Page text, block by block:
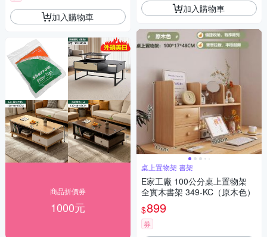
加入購物車
商品折價券
1000元
加入購物車
桌上置物架 書架
E家工廠 100公分桌上置物架
全實木書架 349-KC（原木色）
$899
券